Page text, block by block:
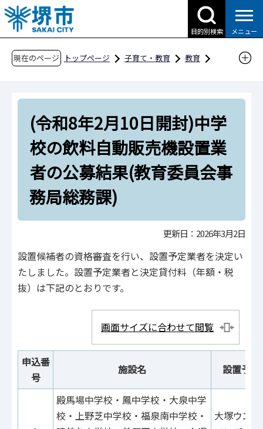
こ
の
ペ
目的別検索 メニュー
現在のページ トップページ 子育て・教育
教育
(令和8年2月10日開封)中学校の飲料自動販売機
設置業者の公募結果(教育委員会事務局総務課)
(令和8年2月10日開封)中学
校の飲料自動販売機設置業
者の公募結果(教育委員会事
務局総務課)
更新日：2026年3月2日
設置候補者の資格審査を行い、設置予定業者を決定い
たしました。設置予定業者と決定貸付料（年額・税
抜）は下記のとおりです。
画面サイズに合わせて閲覧
申込番
号
施設名 設置予定
殿馬場中学校・鳳中学校・大泉中学
校・上野芝中学校・福泉南中学校・
大塚ウエ